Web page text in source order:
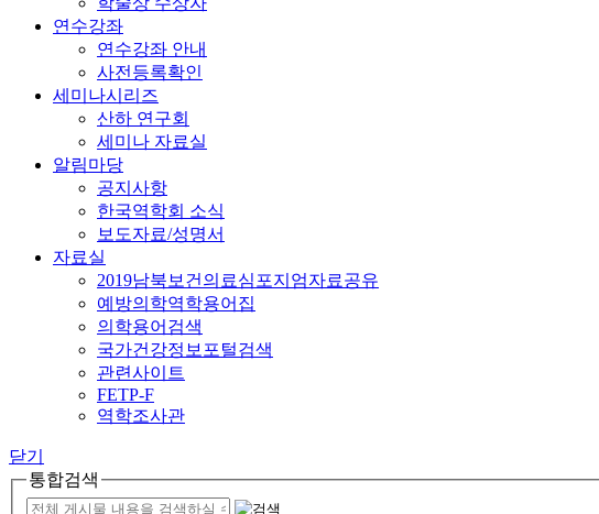
연수강좌
연수강좌 안내
사전등록확인
세미나시리즈
산하 연구회
세미나 자료실
알림마당
공지사항
한국역학회 소식
보도자료/성명서
자료실
2019남북보건의료심포지엄자료공유
예방의학역학용어집
의학용어검색
국가건강정보포털검색
관련사이트
FETP-F
역학조사관
닫기
통합검색